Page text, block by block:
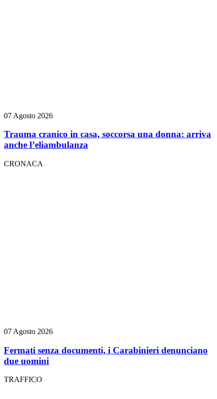
07 Agosto 2026
Trauma cranico in casa, soccorsa una donna: arriva
anche l’eliambulanza
CRONACA
07 Agosto 2026
Fermati senza documenti, i Carabinieri denunciano
due uomini
TRAFFICO